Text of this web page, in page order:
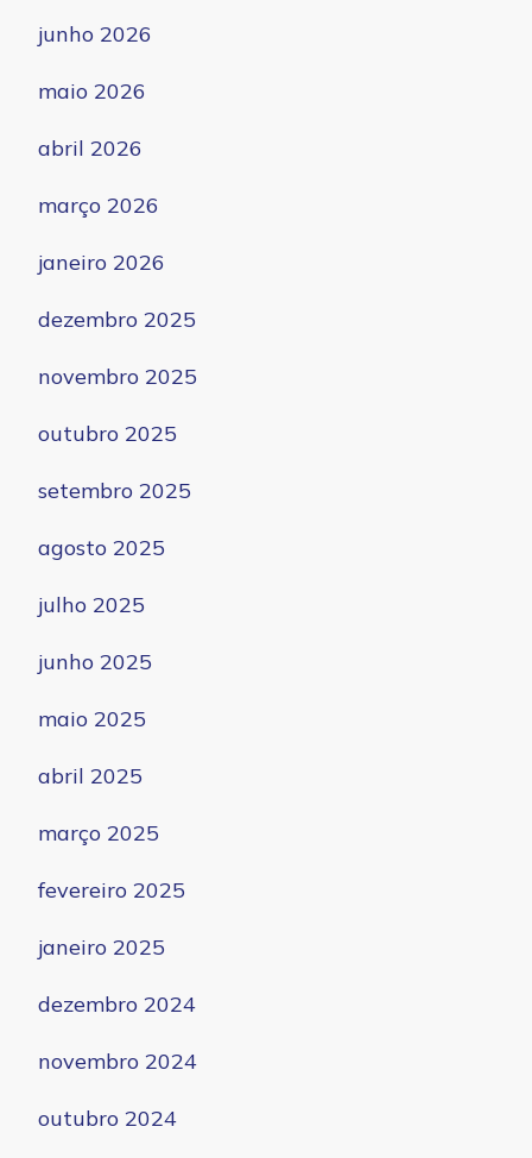
junho 2026
maio 2026
abril 2026
março 2026
janeiro 2026
dezembro 2025
novembro 2025
outubro 2025
setembro 2025
agosto 2025
julho 2025
junho 2025
maio 2025
abril 2025
março 2025
fevereiro 2025
janeiro 2025
dezembro 2024
novembro 2024
outubro 2024